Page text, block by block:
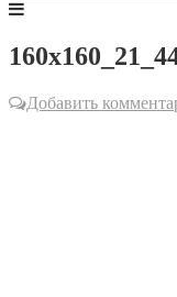
Добавить